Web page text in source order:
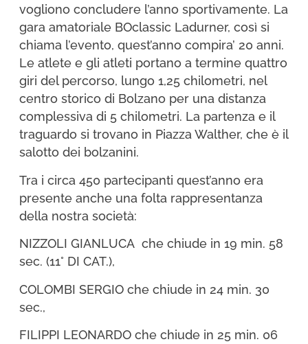
vogliono concludere l’anno sportivamente. La
gara amatoriale BOclassic Ladurner, così si
chiama l’evento, quest’anno compira’ 20 anni.
Le atlete e gli atleti portano a termine quattro
giri del percorso, lungo 1,25 chilometri, nel
centro storico di Bolzano per una distanza
complessiva di 5 chilometri. La partenza e il
traguardo si trovano in Piazza Walther, che è il
salotto dei bolzanini.
Tra i circa 450 partecipanti quest’anno era
presente anche una folta rappresentanza
della nostra società:
NIZZOLI GIANLUCA che chiude in 19 min. 58
sec. (11° DI CAT.),
COLOMBI SERGIO che chiude in 24 min. 30
sec.,
FILIPPI LEONARDO che chiude in 25 min. 06